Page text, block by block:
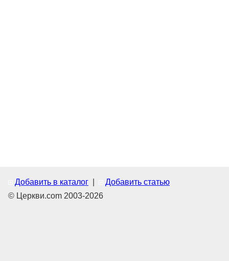
Добавить в каталог
Добавить статью
© Церкви.com 2003-2026